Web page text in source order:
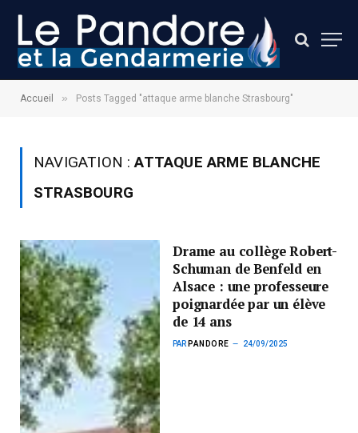
Accueil » Posts Tagged "attaque arme blanche Strasbourg"
NAVIGATION :ATTAQUE ARME BLANCHE
STRASBOURG
Drame au collège Robert-
Schuman de Benfeld en
Alsace : une professeure
poignardée par un élève
de 14 ans
PAR PANDORE 24/09/2025